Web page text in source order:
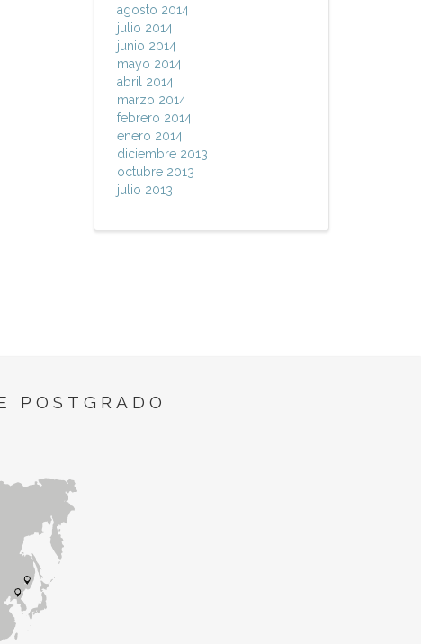
agosto 2014
julio 2014
junio 2014
mayo 2014
abril 2014
marzo 2014
febrero 2014
enero 2014
diciembre 2013
octubre 2013
julio 2013
POSTGRADO